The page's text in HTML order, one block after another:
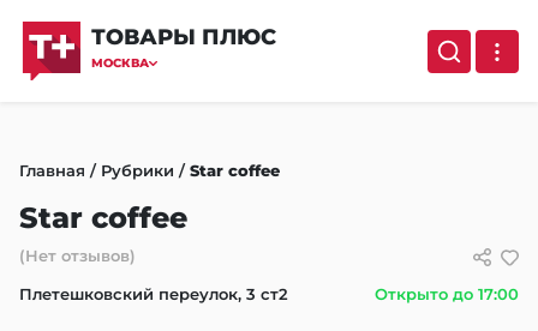
ТОВАРЫ ПЛЮС
МОСКВА
Главная / Рубрики /Star coffee
Star coffee
(Нет отзывов)
Плетешковский переулок, 3 ст2
Открыто до 17:00